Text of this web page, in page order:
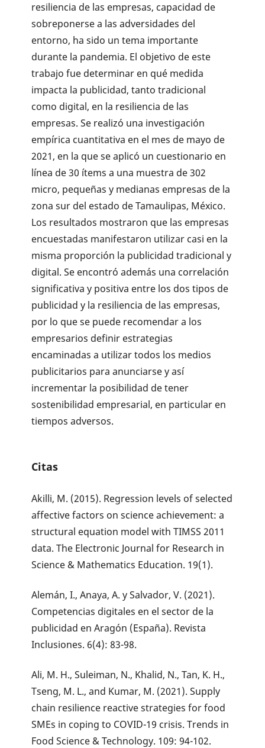
resiliencia de las empresas, capacidad de
sobreponerse a las adversidades del
entorno, ha sido un tema importante
durante la pandemia. El objetivo de este
trabajo fue determinar en qué medida
impacta la publicidad, tanto tradicional
como digital, en la resiliencia de las
empresas. Se realizó una investigación
empírica cuantitativa en el mes de mayo de
2021, en la que se aplicó un cuestionario en
línea de 30 ítems a una muestra de 302
micro, pequeñas y medianas empresas de la
zona sur del estado de Tamaulipas, México.
Los resultados mostraron que las empresas
encuestadas manifestaron utilizar casi en la
misma proporción la publicidad tradicional y
digital. Se encontró además una correlación
significativa y positiva entre los dos tipos de
publicidad y la resiliencia de las empresas,
por lo que se puede recomendar a los
empresarios definir estrategias
encaminadas a utilizar todos los medios
publicitarios para anunciarse y así
incrementar la posibilidad de tener
sostenibilidad empresarial, en particular en
tiempos adversos.
Citas
Akilli, M. (2015). Regression levels of selected
affective factors on science achievement: a
structural equation model with TIMSS 2011
data. The Electronic Journal for Research in
Science & Mathematics Education. 19(1).
Alemán, I., Anaya, A. y Salvador, V. (2021).
Competencias digitales en el sector de la
publicidad en Aragón (España). Revista
Inclusiones. 6(4): 83-98.
Ali, M. H., Suleiman, N., Khalid, N., Tan, K. H.,
Tseng, M. L., and Kumar, M. (2021). Supply
chain resilience reactive strategies for food
SMEs in coping to COVID-19 crisis. Trends in
Food Science & Technology. 109: 94-102.